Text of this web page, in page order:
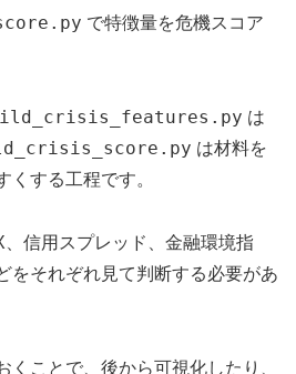
で特徴量を危機スコア
は
は材料を
くする工程です。
信用スプレッド、金融環境指
をそれぞれ見て判断する必要があ
くことで、後から可視化したり、